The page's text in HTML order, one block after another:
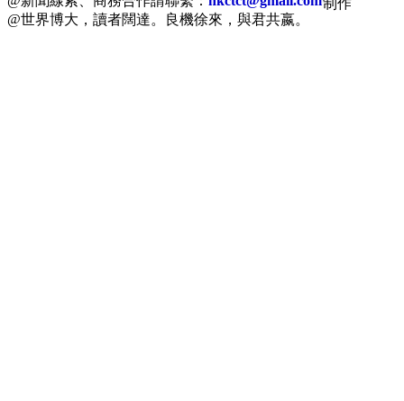
@世界博大，讀者闊達。良機徐來，與君共嬴。
制作